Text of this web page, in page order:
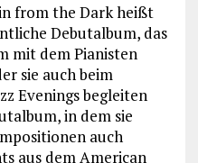
from the Dark heißt
Debutalbum, das
mit dem Pianisten
sie auch beim
Evenings begleiten
in dem sie
auch
aus dem American